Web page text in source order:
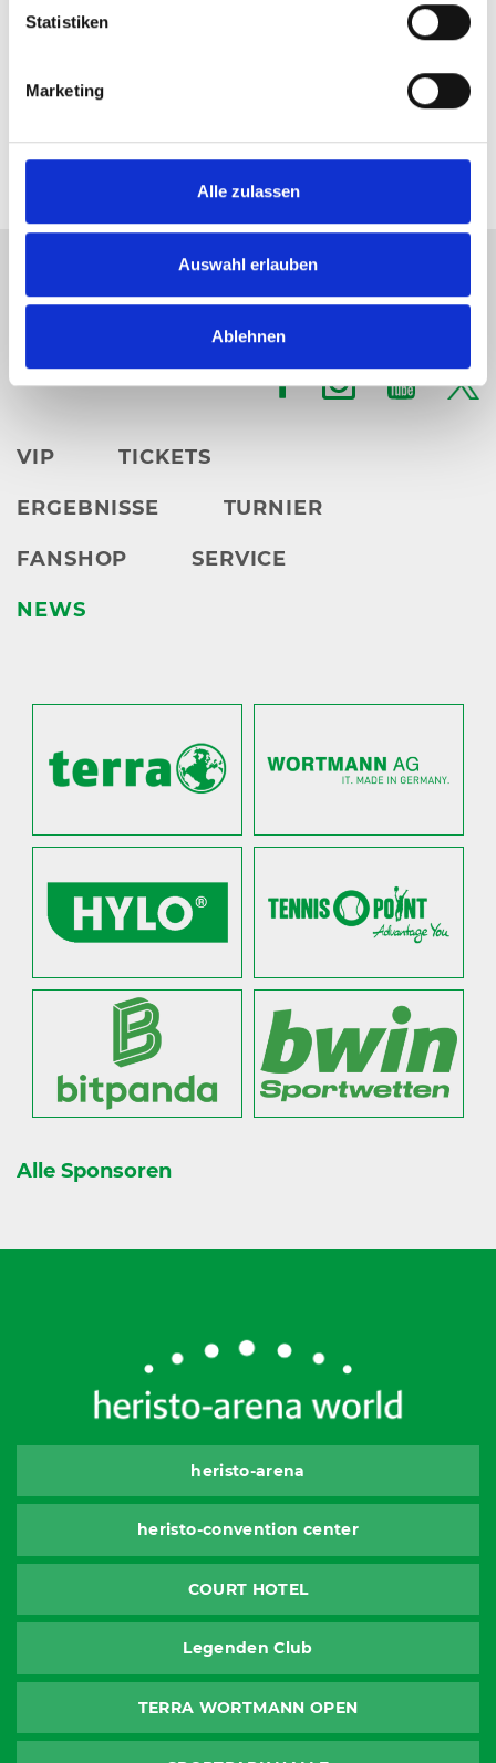
Statistiken
Marketing
Alle zulassen
Auswahl erlauben
Ablehnen
Marcelo Melo (l.) und Alexander Zverev sind
WORTMANN OPEN/Alyssa van Heyst
Ticket Hotline 05201 81 80 oder
heristo-arena.
VIP TICKETS
ERGEBNISSE TURNIER
FANSHOP SERVICE
NEWS
Alle Sponsoren
heristo-arena
heristo-convention center
COURT HOTEL
Legenden Club
TERRA WORTMANN OPEN